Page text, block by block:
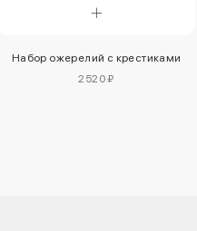
Набор ожерелий с крестиками
2520 ₽